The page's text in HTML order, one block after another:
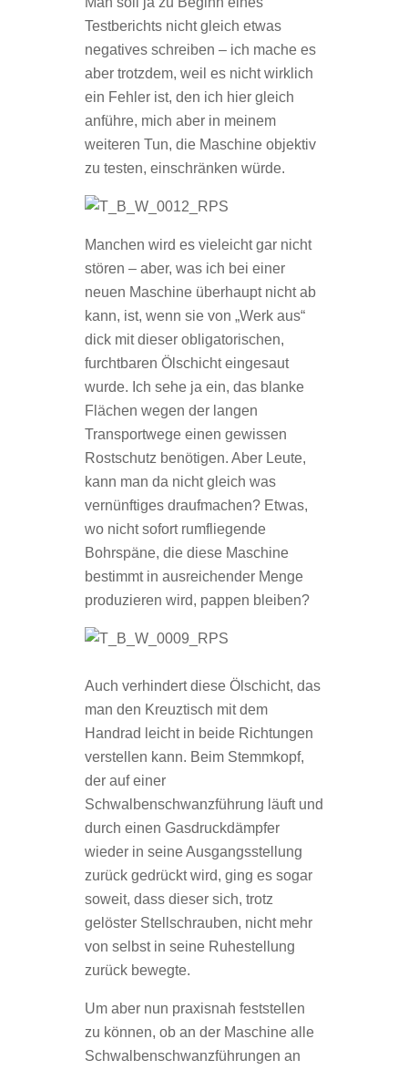
Testberichts nicht gleich etwas
negatives schreiben – ich mache es
aber trotzdem, weil es nicht wirklich
ein Fehler ist, den ich hier gleich
anführe, mich aber in meinem
weiteren Tun, die Maschine objektiv
zu testen, einschränken würde.
Manchen wird es vieleicht gar nicht
stören – aber, was ich bei einer
neuen Maschine überhaupt nicht ab
kann, ist, wenn sie von „Werk aus“
dick mit dieser obligatorischen,
furchtbaren Ölschicht eingesaut
wurde. Ich sehe ja ein, das blanke
Flächen wegen der langen
Transportwege einen gewissen
Rostschutz benötigen. Aber Leute,
kann man da nicht gleich was
vernünftiges draufmachen? Etwas,
wo nicht sofort rumfliegende
Bohrspäne, die diese Maschine
bestimmt in ausreichender Menge
produzieren wird, pappen bleiben?
Auch verhindert diese Ölschicht, das
man den Kreuztisch mit dem
Handrad leicht in beide Richtungen
verstellen kann. Beim Stemmkopf,
der auf einer
Schwalbenschwanzführung läuft und
durch einen Gasdruckdämpfer
wieder in seine Ausgangsstellung
zurück gedrückt wird, ging es sogar
soweit, dass dieser sich, trotz
gelöster Stellschrauben, nicht mehr
von selbst in seine Ruhestellung
zurück bewegte.
Um aber nun praxisnah feststellen
zu können, ob an der Maschine alle
Schwalbenschwanzführungen an